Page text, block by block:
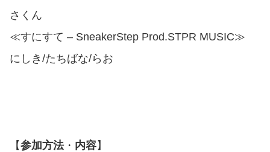
さくん
≪すにすて – SneakerStep Prod.STPR MUSIC≫
にしき/たちばな/らお
【参加方法・ 内容】